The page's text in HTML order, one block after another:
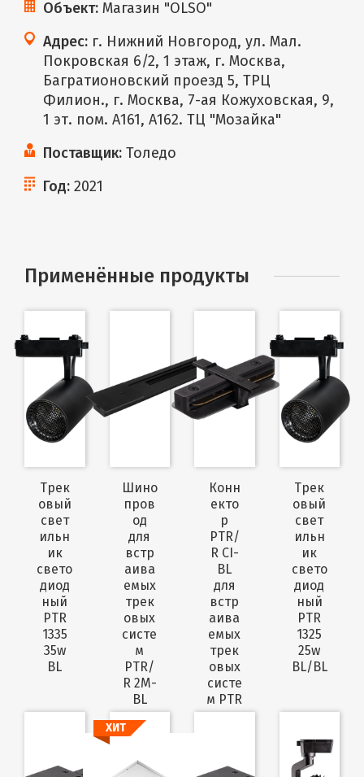
Объект: Магазин "OLSO"
Адрес: г. Нижний Новгород, ул. Мал.
Покровская 6/2, 1 этаж, г. Москва,
Багратионовский проезд 5, ТРЦ
Филион., г. Москва, 7-ая Кожуховская, 9,
1 эт. пом. А161, А162. ТЦ "Мозайка"
Поставщик: Толедо
Год: 2021
Применённые продукты
Трек
овый
свет
ильн
ик
свето
диод
ный
PTR
1335
35w
BL
Шино
пров
од
для
встр
аива
емых
трек
овых
систе
м
PTR/
R 2M-
BL
Конн
екто
р
PTR/
R CI-
BL
для
встр
аива
емых
трек
овых
систе
м PTR
Трек
овый
свет
ильн
ик
свето
диод
ный
PTR
1325
25w
BL/BL
ХИТ